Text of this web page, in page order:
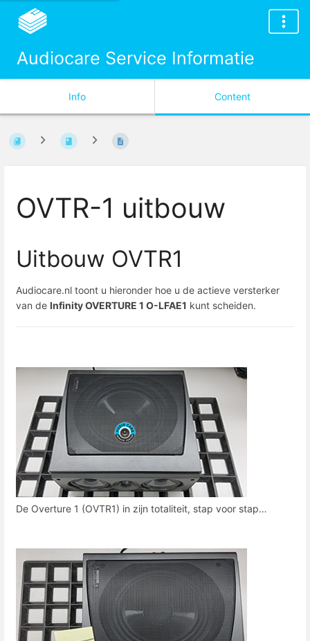
Audiocare Service Informatie
Info Content
OVTR-1 uitbouw
Uitbouw OVTR1
Audiocare.nl toont u hieronder hoe u de actieve versterker
van de Infinity OVERTURE 1 O-LFAE1 kunt scheiden.
De Overture 1 (OVTR1) in zijn totaliteit, stap voor stap…